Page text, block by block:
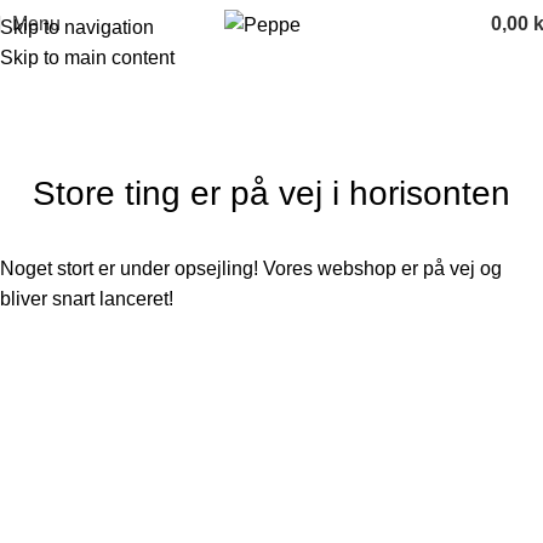
Skip to navigation
Skip to main content
Menu 0,00
Store ting er på vej i horisonten
Noget stort er under opsejling! Vores webshop er på vej og
bliver snart lanceret!